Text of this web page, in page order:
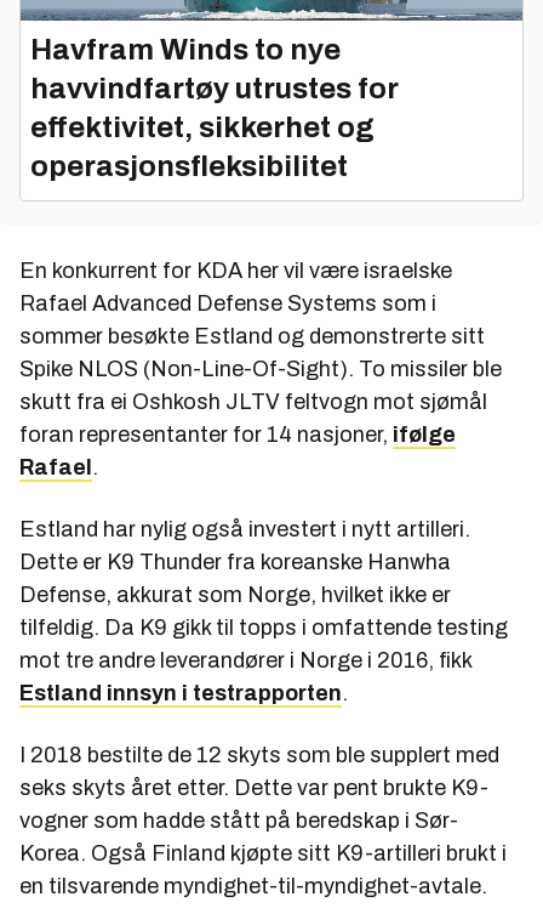
Havfram Winds to nye
havvindfartøy utrustes for
effektivitet, sikkerhet og
operasjonsfleksibilitet
En konkurrent for KDA her vil være israelske
Rafael Advanced Defense Systems som i
sommer besøkte Estland og demonstrerte sitt
Spike NLOS (Non-Line-Of-Sight). To missiler ble
skutt fra ei Oshkosh JLTV feltvogn mot sjømål
foran representanter for 14 nasjoner, ifølge
Rafael.
Estland har nylig også investert i nytt artilleri.
Dette er K9 Thunder fra koreanske Hanwha
Defense, akkurat som Norge, hvilket ikke er
tilfeldig. Da K9 gikk til topps i omfattende testing
mot tre andre leverandører i Norge i 2016, fikk
Estland innsyn i testrapporten.
I 2018 bestilte de 12 skyts som ble supplert med
seks skyts året etter. Dette var pent brukte K9-
vogner som hadde stått på beredskap i Sør-
Korea. Også Finland kjøpte sitt K9-artilleri brukt i
en tilsvarende myndighet-til-myndighet-avtale.